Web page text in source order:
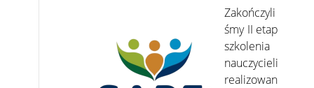
Zakończyli
śmy II etap
szkolenia
nauczycieli
realizowan